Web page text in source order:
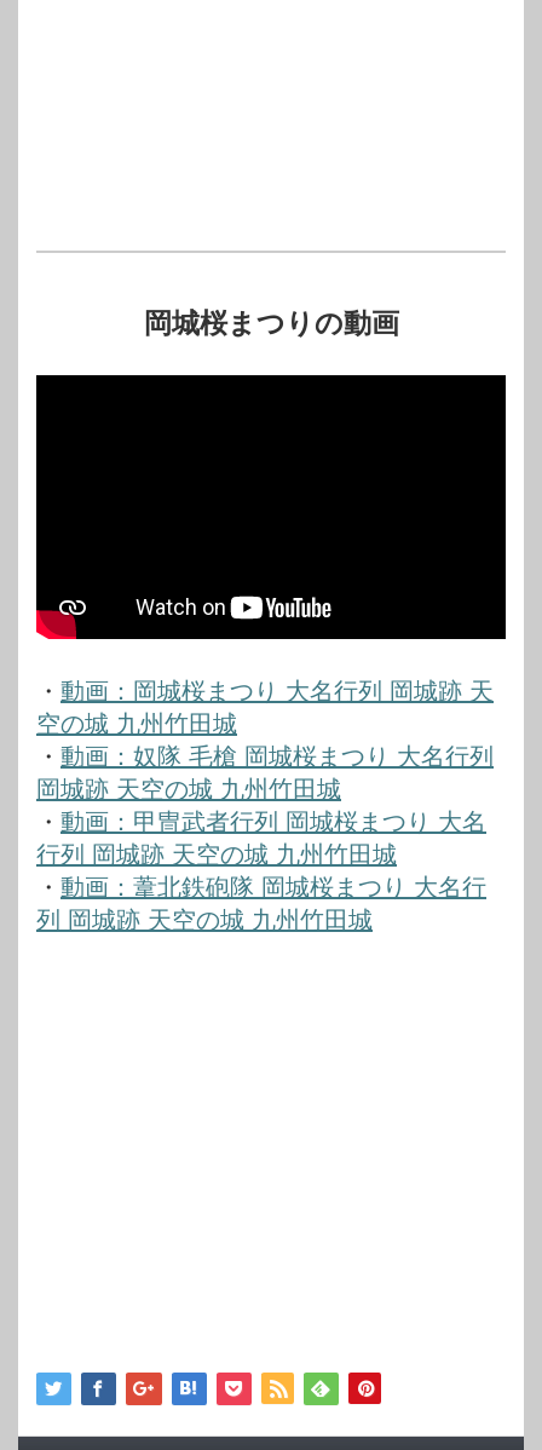
岡城桜まつりの動画
・ 動画：岡城桜まつり 大名行列 岡城跡 天
空の城 九州竹田城
・ 動画：奴隊 毛槍 岡城桜まつり 大名行列
岡城跡 天空の城 九州竹田城
・ 動画：甲冑武者行列 岡城桜まつり 大名
行列 岡城跡 天空の城 九州竹田城
・ 動画：葦北鉄砲隊 岡城桜まつり 大名行
列 岡城跡 天空の城 九州竹田城